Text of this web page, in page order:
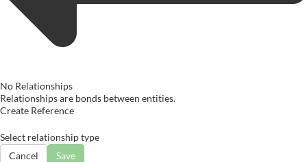
No Relationships
Relationships are bonds between entities.
Create Reference
Select relationship type
Cancel
Save